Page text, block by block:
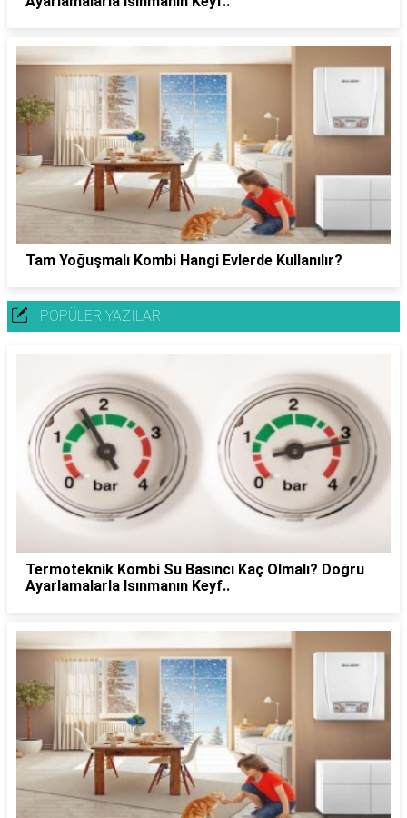
Tam Yoğuşmalı Kombi Hangi Evlerde Kullanılır?
POPÜLER YAZILAR
Termoteknik Kombi Su Basıncı Kaç Olmalı? Doğru
Ayarlamalarla Isınmanın Keyf..